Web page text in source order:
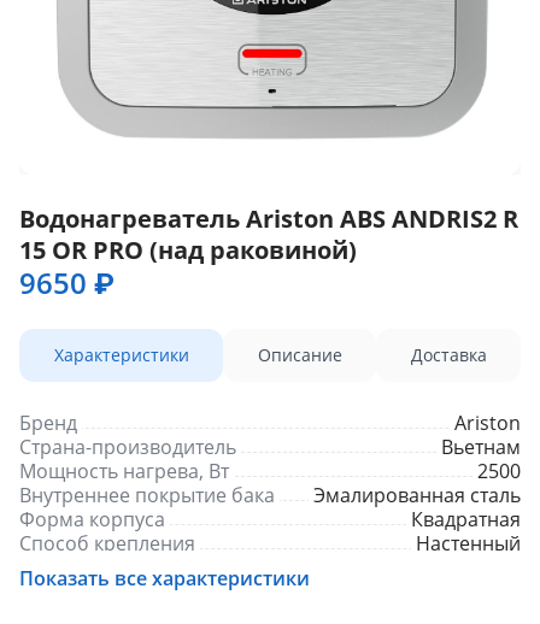
Водонагреватель Ariston ABS ANDRIS2 R
15 OR PRO (над раковиной)
9650 ₽
Характеристики Описание Доставка
Бренд
Ariston
Страна-производитель
Вьетнам
Мощность нагрева, Вт
2500
Внутреннее покрытие бака
Эмалированная сталь
Форма корпуса
Квадратная
Способ крепления
Настенный
Вес, кг
Материал
Показать все характеристики